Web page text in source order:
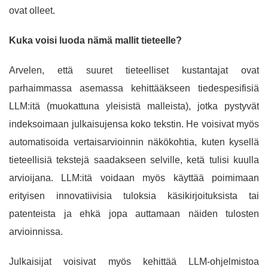
ovat olleet.
Kuka voisi luoda nämä mallit tieteelle?
Arvelen, että suuret tieteelliset kustantajat ovat
parhaimmassa asemassa kehittääkseen tiedespesifisiä
LLM:itä (muokattuna yleisistä malleista), jotka pystyvät
indeksoimaan julkaisujensa koko tekstin. He voisivat myös
automatisoida vertaisarvioinnin näkökohtia, kuten kysellä
tieteellisiä tekstejä saadakseen selville, ketä tulisi kuulla
arvioijana. LLM:itä voidaan myös käyttää poimimaan
erityisen innovatiivisia tuloksia käsikirjoituksista tai
patenteista ja ehkä jopa auttamaan näiden tulosten
arvioinnissa.
Julkaisijat voisivat myös kehittää LLM-ohjelmistoa